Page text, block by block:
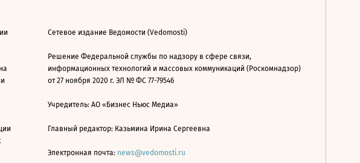
Сетевое издание Ведомости (Vedomosti)
Решение Федеральной службы по надзору в сфере связи,
информационных технологий и массовых коммуникаций (Роскомнадзор)
от 27 ноября 2020 г. ЭЛ № ФС 77-79546
Учредитель: АО «Бизнес Ньюс Медиа»
Главный редактор: Казьмина Ирина Сергеевна
Электронная почта: news@vedomosti.ru